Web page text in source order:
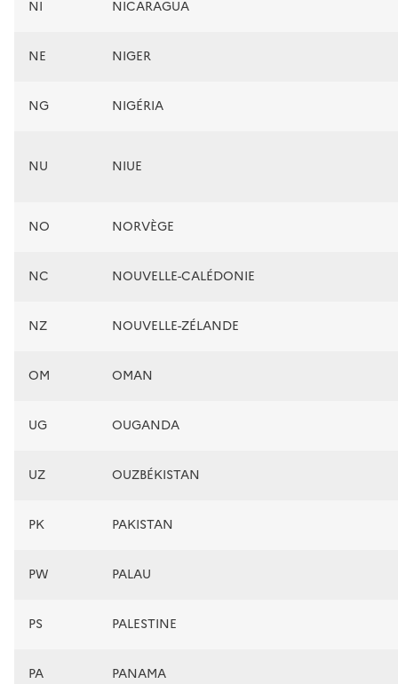
NI NICARAGUA
NE NIGER
NG NIGÉRIA
NU NIUE
NO NORVÈGE
NC NOUVELLE-CALÉDONIE
NZ NOUVELLE-ZÉLANDE
OM OMAN
UG OUGANDA
UZ OUZBÉKISTAN
PK PAKISTAN
PW PALAU
PS PALESTINE
PA PANAMA